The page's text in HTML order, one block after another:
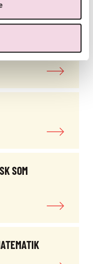
SOM